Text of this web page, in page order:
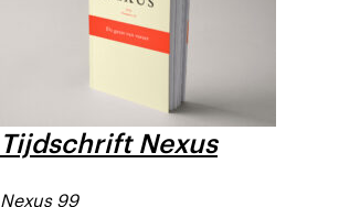
Tijdschrift Nexus
Nexus 99